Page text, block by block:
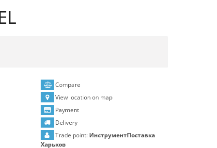
Compare
View location on map
Payment
Delivery
Trade point: ИнструментПоставка
Харьков